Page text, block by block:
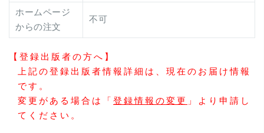
ホームページ
からの注文
不可
【登録出版者の方へ】
上記の登録出版者情報詳細は、現在のお届け情報
です。
変更がある場合は「 登録情報の変更 」より申請し
てください。